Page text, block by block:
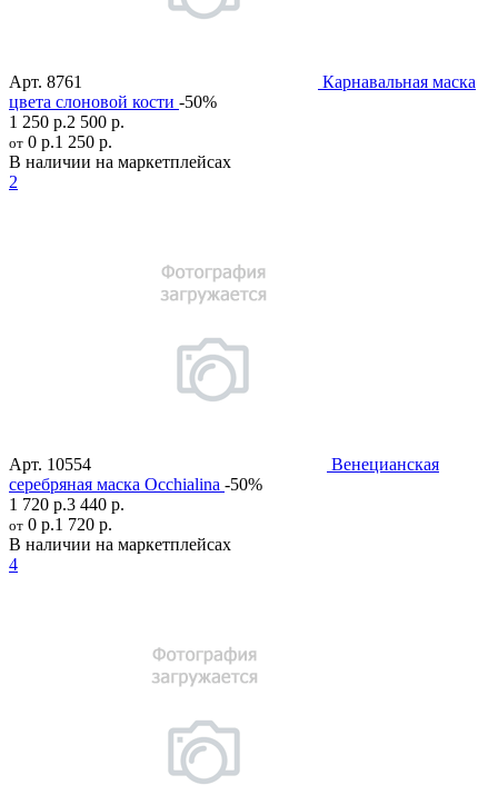
Арт. 8761
Карнавальная маска
цвета слоновой кости -50%
1 250 р.2 500 р.
от 0 р.1 250 р.
В наличии на маркетплейсах
2
Арт. 10554
Венецианская
серебряная маска Occhialina -50%
1 720 р.3 440 р.
от 0 р.1 720 р.
В наличии на маркетплейсах
4